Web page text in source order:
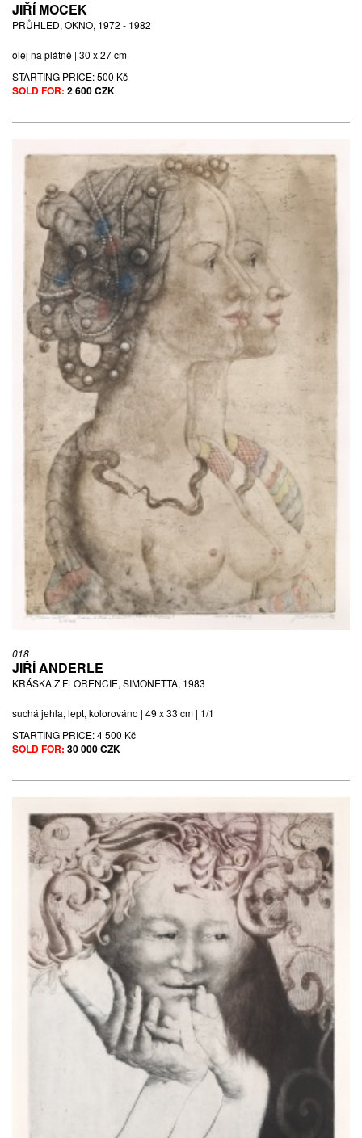
JIŘÍ MOCEK
PRŮHLED, OKNO, 1972 - 1982
olej na plátně | 30 x 27 cm
STARTING PRICE:500 Kč
SOLD FOR: 2 600 CZK
018
JIŘÍ ANDERLE
KRÁSKA Z FLORENCIE, SIMONETTA, 1983
suchá jehla, lept, kolorováno | 49 x 33 cm | 1/1
STARTING PRICE:4 500 Kč
SOLD FOR: 30 000 CZK